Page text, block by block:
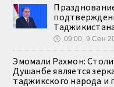
🕔 09:00, 9.Сен
Эмомали Рахмон:
Душанбе является
таджикского народа и